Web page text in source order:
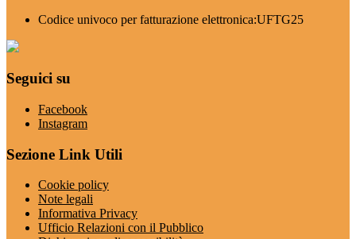
Codice univoco per fatturazione elettronica:UFTG25
Seguici su
Facebook
Instagram
Sezione Link Utili
Cookie policy
Note legali
Informativa Privacy
Ufficio Relazioni con il Pubblico